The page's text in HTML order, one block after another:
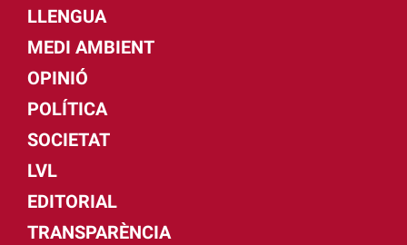
LLENGUA
MEDI AMBIENT
OPINIÓ
POLÍTICA
SOCIETAT
LVL
EDITORIAL
TRANSPARÈNCIA